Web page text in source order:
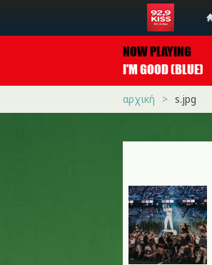
NOW PLAYING
I'M GOOD (BLUE)
αρχική s.jpg